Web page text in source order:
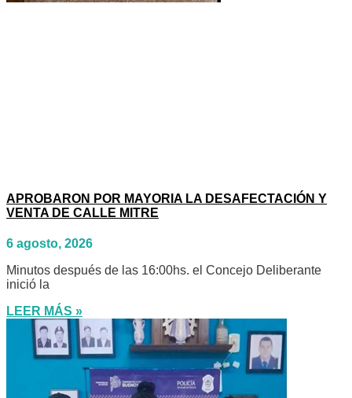
APROBARON POR MAYORIA LA DESAFECTACIÓN Y
VENTA DE CALLE MITRE
6 agosto, 2026
Minutos después de las 16:00hs. el Concejo Deliberante
inició la
LEER MÁS »